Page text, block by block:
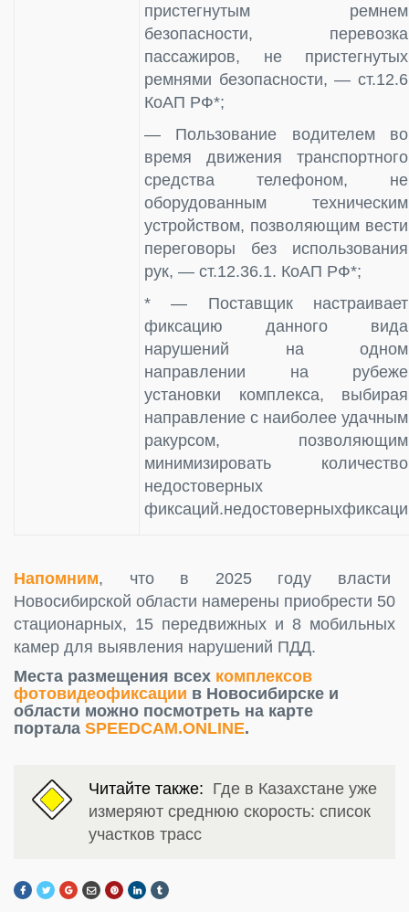
пристегнутым ремнем
безопасности, перевозка
пассажиров, не пристегнутых
ремнями безопасности, — ст.12.6
КоАП РФ*;
— Пользование водителем во
время движения транспортного
средства телефоном, не
оборудованным техническим
устройством, позволяющим вести
переговоры без использования
рук, — ст.12.36.1. КоАП РФ*;
* — Поставщик настраивает
фиксацию данного вида
нарушений на одном
направлении на рубеже
установки комплекса, выбирая
направление с наиболее удачным
ракурсом, позволяющим
минимизировать количество
недостоверных
фиксаций.недостоверныхфиксаци
Напомним, что в 2025 году власти
Новосибирской области намерены приобрести 50
стационарных, 15 передвижных и 8 мобильных
камер для выявления нарушений ПДД.
Места размещения всех комплексов
фотовидеофиксации в Новосибирске и
области можно посмотреть на карте
портала SPEEDCAM.ONLINE.
Читайте также: Где в Казахстане уже
измеряют среднюю скорость: список
участков трасс